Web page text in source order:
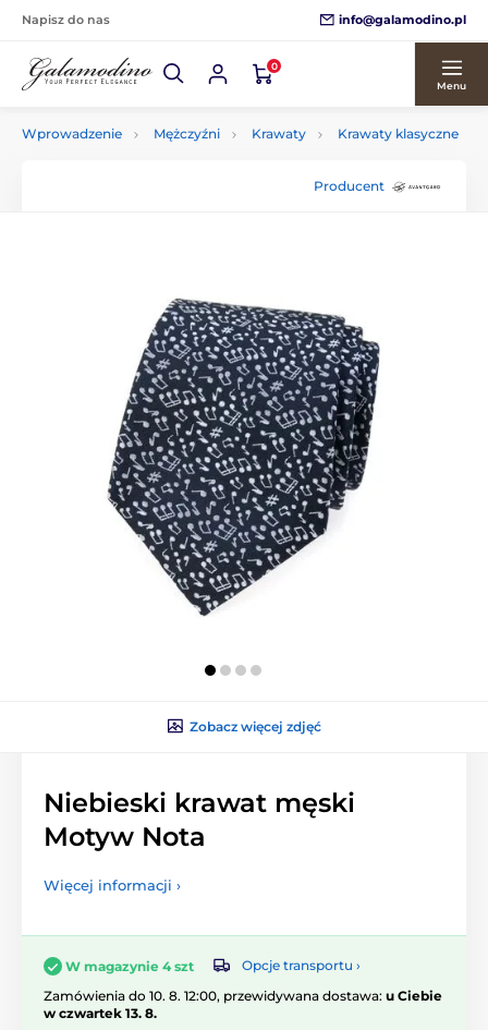
Napisz do nas info@galamodino.pl
0
Menu
Wprowadzenie Mężczyźni Krawaty Krawaty klasyczne
Producent
Zobacz więcej zdjęć
Niebieski krawat męski
Motyw Nota
Więcej informacji ›
W magazynie 4 szt
Opcje transportu ›
Zamówienia do 10. 8. 12:00, przewidywana dostawa: u Ciebie
w czwartek 13. 8.